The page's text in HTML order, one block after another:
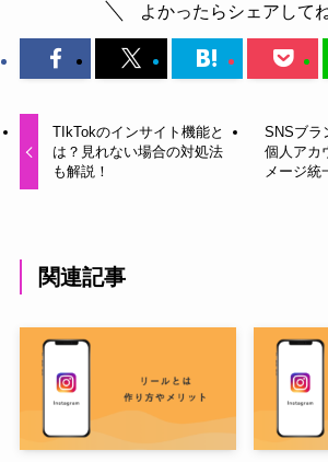
よかったらシェアして
TIkTokのインサイト機能と
は？見れない場合の対処法
も解説！
SNSブラ
個人アカ
メージ統
関連記事